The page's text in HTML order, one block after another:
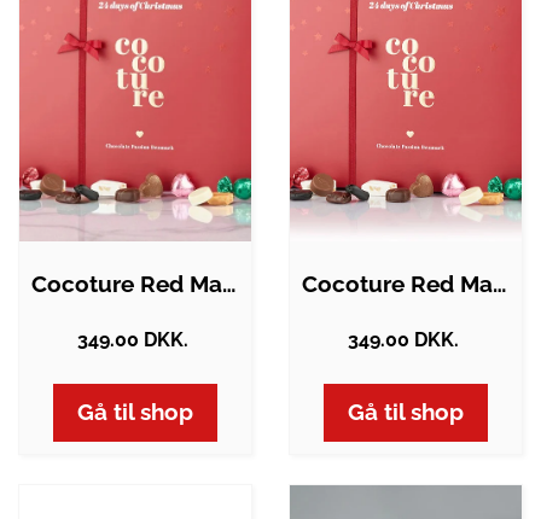
Cocoture Red Magic julekalender
349.00 DKK.
Gå til shop
Cocoture Red Magic Julekalender
349.00 DKK.
Gå til shop